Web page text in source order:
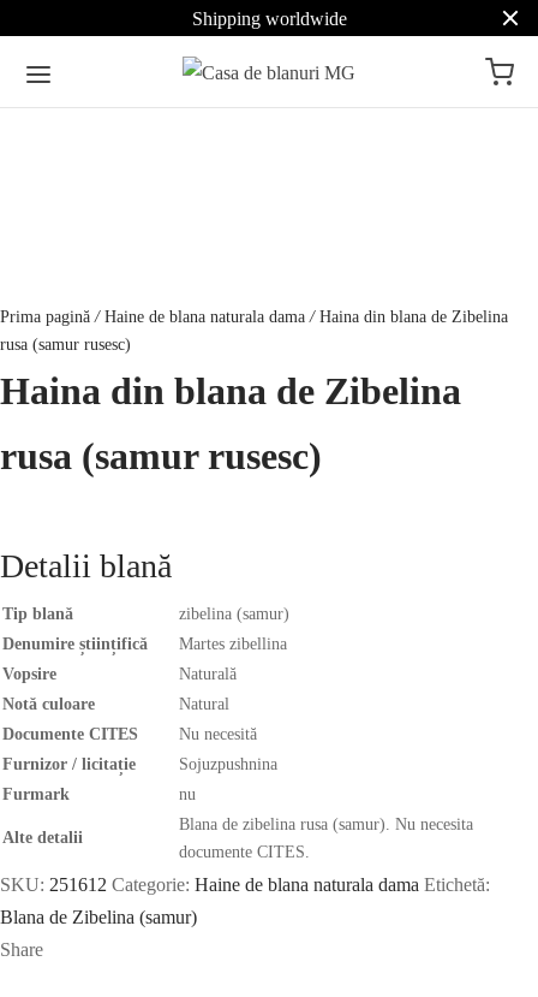
Shipping worldwide
Prima pagină / Haine de blana naturala dama /Haina din blana de Zibelina
rusa (samur rusesc)
Haina din blana de Zibelina
rusa (samur rusesc)
Detalii blană
Tip blană
zibelina (samur)
Denumire științifică
Martes zibellina
Vopsire
Naturală
Notă culoare
Natural
Documente CITES
Nu necesită
Furnizor / licitație
Sojuzpushnina
Furmark
nu
Alte detalii
Blana de zibelina rusa (samur). Nu necesita
documente CITES.
SKU: 251612 Categorie: Haine de blana naturala dama Etichetă:
Blana de Zibelina (samur)
Share